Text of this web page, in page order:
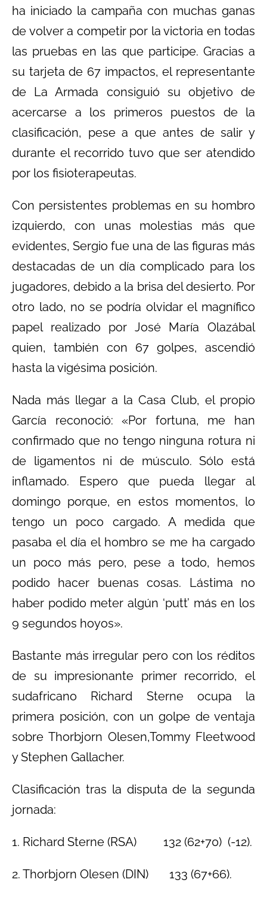
ha iniciado la campaña con muchas ganas
de volver a competir por la victoria en todas
las pruebas en las que participe. Gracias a
su tarjeta de 67 impactos, el representante
de La Armada consiguió su objetivo de
acercarse a los primeros puestos de la
clasificación, pese a que antes de salir y
durante el recorrido tuvo que ser atendido
por los fisioterapeutas.
Con persistentes problemas en su hombro
izquierdo, con unas molestias más que
evidentes, Sergio fue una de las figuras más
destacadas de un día complicado para los
jugadores, debido a la brisa del desierto. Por
otro lado, no se podría olvidar el magnífico
papel realizado por José María Olazábal
quien, también con 67 golpes, ascendió
hasta la vigésima posición.
Nada más llegar a la Casa Club, el propio
García reconoció: «Por fortuna, me han
confirmado que no tengo ninguna rotura ni
de ligamentos ni de músculo. Sólo está
inflamado. Espero que pueda llegar al
domingo porque, en estos momentos, lo
tengo un poco cargado. A medida que
pasaba el día el hombro se me ha cargado
un poco más pero, pese a todo, hemos
podido hacer buenas cosas. Lástima no
haber podido meter algún ‘putt’ más en los
9 segundos hoyos».
Bastante más irregular pero con los réditos
de su impresionante primer recorrido, el
sudafricano Richard Sterne ocupa la
primera posición, con un golpe de ventaja
sobre Thorbjorn Olesen,Tommy Fleetwood
y Stephen Gallacher.
Clasificación tras la disputa de la segunda
jornada:
1. Richard Sterne (RSA) 132 (62+70) (-12).
2. Thorbjorn Olesen (DIN) 133 (67+66).